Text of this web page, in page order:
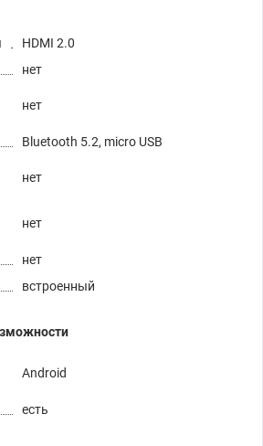
HDMI 2.0
нет
нет
Bluetooth 5.2, micro USB
нет
нет
нет
встроенный
Android
есть